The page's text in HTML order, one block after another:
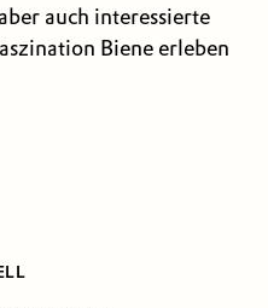
auch interessierte
Biene erleben